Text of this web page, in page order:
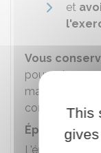
et
Vous
pour 3
maximum à
condition de
Épreuve en
L'épreuve CIR
This